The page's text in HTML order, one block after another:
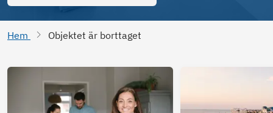
Hem Objektet är borttaget